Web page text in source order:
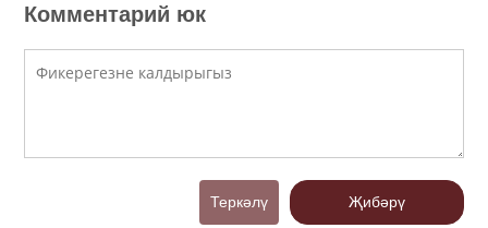
Комментарий юк
Теркәлү Җибәрү